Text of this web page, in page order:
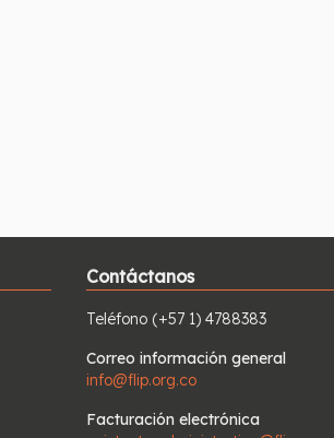
Contáctanos
Teléfono (+57 1) 4788383
Correo información general
info@flip.org.co
Facturación electrónica